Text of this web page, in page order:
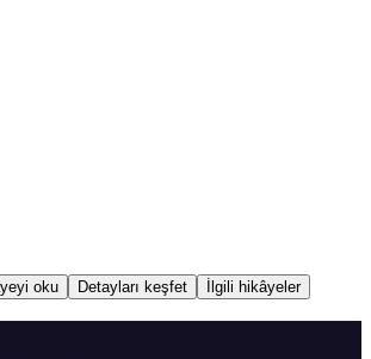
oku Detayları keşfet İlgili hikâyeler